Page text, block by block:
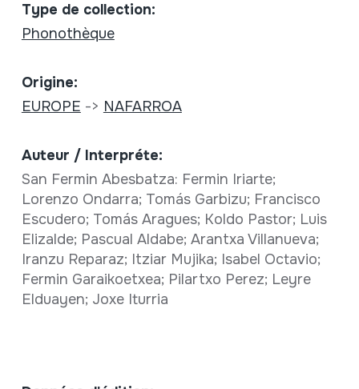
Type de collection:
Phonothèque
Origine:
EUROPE -> NAFARROA
Auteur / Interpréte:
San Fermin Abesbatza: Fermin Iriarte;
Lorenzo Ondarra; Tomás Garbizu; Francisco
Escudero; Tomás Aragues; Koldo Pastor; Luis
Elizalde; Pascual Aldabe; Arantxa Villanueva;
Iranzu Reparaz; Itziar Mujika; Isabel Octavio;
Fermin Garaikoetxea; Pilartxo Perez; Leyre
Elduayen; Joxe Iturria